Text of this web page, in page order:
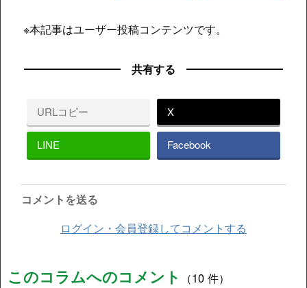
※本記事はユーザー投稿コンテンツです。
共有する
URLコピー X
LINE Facebook
コメントを送る
ログイン・会員登録してコメントする
このコラムへのコメント （10 件）